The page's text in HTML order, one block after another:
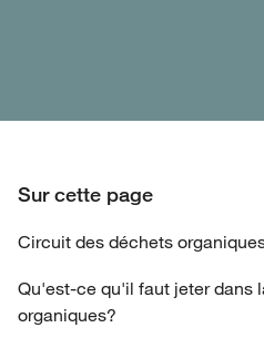
Sur cette page
Circuit des déchets
Qu'est-ce qu'il faut jeter dans
organiques?